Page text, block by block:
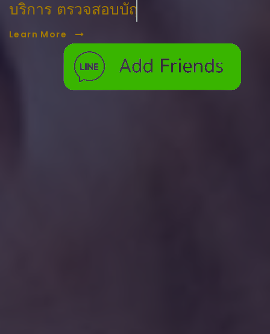
บริการ ตรวจสอบบัญชี
Learn More